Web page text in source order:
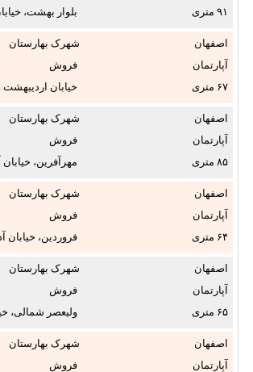
نوع ملک:
✖
متراژ از:
مربع
طبقه:
تعداد
۹۱
بلوار بهشت،
اصفهان
شهرک بهارستان
آپارتمان
فروش
۶۷
خیابان
اصفهان
شهرک بهارستان
آپارتمان
فروش
۸۵
مهرآفرین، خیابان
اصفهان
شهرک بهارستان
آپارتمان
فروش
۶۴
فروردین، خیابان
اصفهان
شهرک بهارستان
آپارتمان
فروش
۶۵
ولیعصر شمالی،
اصفهان
شهرک بهارستان
آپارتمان
فروش